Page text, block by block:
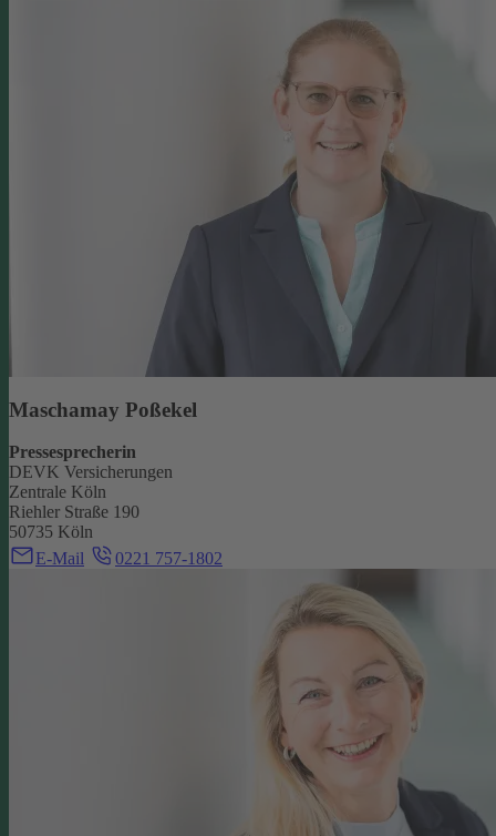
Maschamay Poßekel
Pressesprecherin
DEVK Versicherungen
Zentrale Köln
Riehler Straße 190
50735 Köln
E-Mail
0221 757-1802